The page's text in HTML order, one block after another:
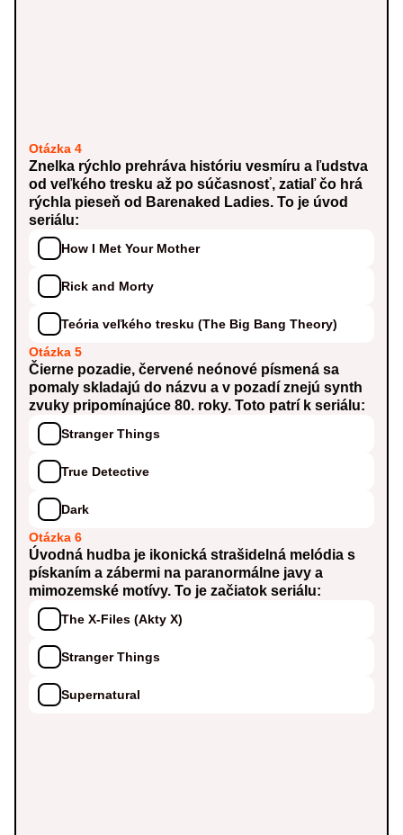
Otázka 4
Znelka rýchlo prehráva históriu vesmíru a ľudstva
od veľkého tresku až po súčasnosť, zatiaľ čo hrá
rýchla pieseň od Barenaked Ladies. To je úvod
seriálu:
How I Met Your Mother
Rick and Morty
Teória veľkého tresku (The Big Bang Theory)
Otázka 5
Čierne pozadie, červené neónové písmená sa
pomaly skladajú do názvu a v pozadí znejú synth
zvuky pripomínajúce 80. roky. Toto patrí k seriálu:
Stranger Things
True Detective
Dark
Otázka 6
Úvodná hudba je ikonická strašidelná melódia s
pískaním a zábermi na paranormálne javy a
mimozemské motívy. To je začiatok seriálu:
The X-Files (Akty X)
Stranger Things
Supernatural